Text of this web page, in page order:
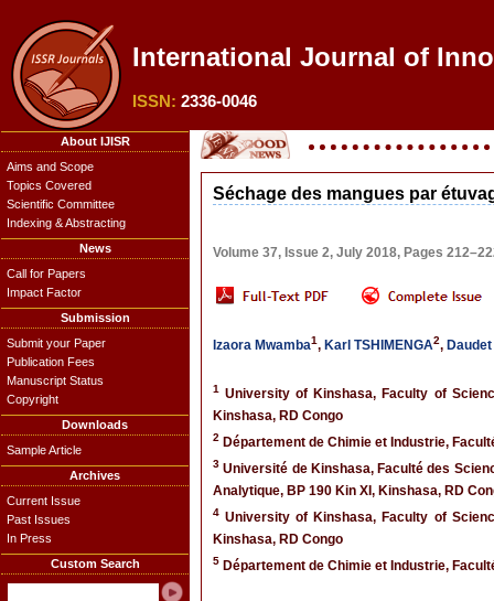
International Journal of
ISSN: 2336-0046
About IJISR
Aims and Scope
Topics Covered
Scientific Committee
Indexing & Abstracting
News
Call for Papers
Impact Factor
Submission
Submit your Paper
Publication Fees
Manuscript Status
Copyright
Downloads
Sample Article
Archives
Current Issue
Past Issues
In Press
Custom Search
Séchage des mangues par
Volume 37, Issue 2, July 2018, Pages
Izaora Mwamba1, Karl TSHIMENGA2,
1
University of Kinshasa, Faculty of
Kinshasa, RD Congo
2 Département de Chimie et Industrie,
3 Université de Kinshasa, Faculté des
Analytique, BP 190 Kin XI, Kinshasa, RD
4 University of Kinshasa, Faculty of
Kinshasa, RD Congo
5 Département de Chimie et Industrie,